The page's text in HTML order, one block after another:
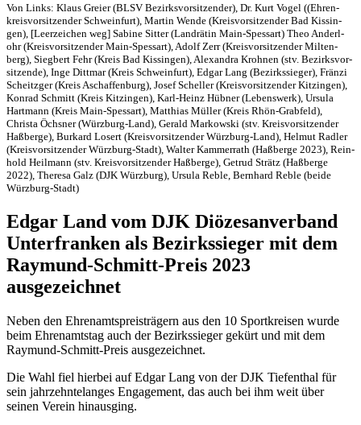
Von Links: Klaus Greier (BLSV Bezirks­vor­sit­zen­der), Dr. Kurt Vogel ((Ehren­
kreis­vor­sit­zen­der Schwein­furt), Martin Wende (Kreis­vor­sit­zen­der Bad Kissin­
gen), [Leer­zei­chen weg] Sabine Sitter (Land­rä­tin Main-Spes­sart) Theo Anderl­
ohr (Kreis­vor­sit­zen­der Main-Spes­sart), Adolf Zerr (Kreis­vor­sit­zen­der Milten­
berg), Sieg­bert Fehr (Kreis Bad Kissin­gen), Alex­an­dra Kroh­nen (stv. Bezirks­vor­
sit­zende), Inge Ditt­mar (Kreis Schwein­furt), Edgar Lang (Bezirks­sie­ger), Fränzi
Scheit­zger (Kreis Aschaf­fen­burg), Josef Schel­ler (Kreis­vor­sit­zen­der Kitzin­gen),
Konrad Schmitt (Kreis Kitzin­gen), Karl-Heinz Hübner (Lebens­werk), Ursula
Hart­mann (Kreis Main-Spes­sart), Matthias Müller (Kreis Rhön-Grab­feld),
Christa Öchs­ner (Würz­burg-Land), Gerald Markow­ski (stv. Kreis­vor­sit­zen­der
Haßberge), Burkard Losert (Kreis­vor­sit­zen­der Würz­burg-Land), Helmut Radler
(Kreis­vor­sit­zen­der Würz­burg-Stadt), Walter Kammer­rath (Haßberge 2023), Rein­
hold Heil­mann (stv. Kreis­vor­sit­zen­der Haßberge), Getrud Strätz (Haßberge
2022), Theresa Galz (DJK Würz­burg), Ursula Reble, Bern­hard Reble (beide
Würzburg-Stadt)
Edgar Land vom DJK Diöze­san­ver­band
Unter­fran­ken als Bezirks­sie­ger mit dem
Raymund-Schmitt-Preis 2023
ausgezeichnet
Neben den Ehren­amts­preis­trä­gern aus den 10 Sport­krei­sen wurde
beim Ehren­amts­tag auch der Bezirks­sie­ger gekürt und mit dem
Raymund-Schmitt-Preis ausgezeichnet.
Die Wahl fiel hier­bei auf Edgar Lang von der DJK Tief­en­thal für
sein jahr­zehn­te­lan­ges Enga­ge­ment, das auch bei ihm weit über
seinen Verein hinausging.